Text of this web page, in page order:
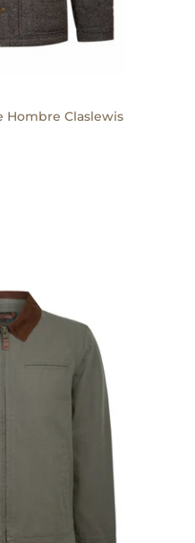
Hombre Claslewis